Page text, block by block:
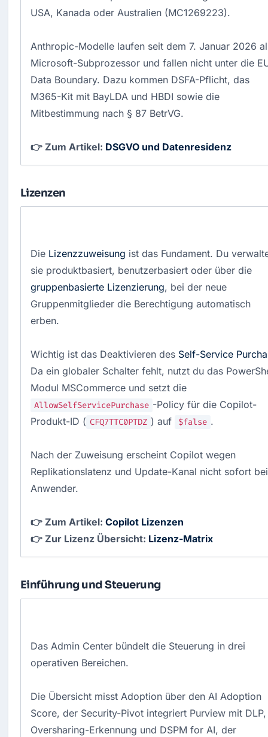
USA, Kanada oder Australien (MC1269223).
Anthropic-Modelle laufen seit dem 7. Januar 2026
Microsoft-Subprozessor und fallen nicht unter die
Data Boundary. Dazu kommen DSFA-Pflicht, das
M365-Kit mit BayLDA und HBDI sowie die
Mitbestimmung nach § 87 BetrVG.
👉 Zum Artikel: DSGVO und Datenresidenz
Lizenzen
Die Lizenzzuweisung ist das Fundament. Du
sie produktbasiert, benutzerbasiert oder über die
gruppenbasierte Lizenzierung, bei der neue
Gruppenmitglieder die Berechtigung automatisch
erben.
Wichtig ist das Deaktivieren des Self-Service
Da ein globaler Schalter fehlt, nutzt du das
Modul MSCommerce und setzt die
AllowSelfServicePurchase -Policy für die Copilot-
Produkt-ID ( CFQ7TTC0PTDZ ) auf $false .
Nach der Zuweisung erscheint Copilot wegen
Replikationslatenz und Update-Kanal nicht sofort
Anwender.
👉 Zum Artikel: Copilot Lizenzen
👉 Zur Lizenz Übersicht: Lizenz-Matrix
Einführung und Steuerung
Das Admin Center bündelt die Steuerung in drei
operativen Bereichen.
Die Übersicht misst Adoption über den AI Adoption
Score, der Security-Pivot integriert Purview mit DLP,
Oversharing-Erkennung und DSPM for AI, der